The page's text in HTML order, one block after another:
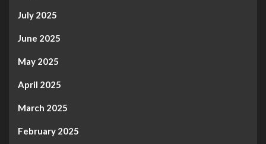
July 2025
June 2025
May 2025
April 2025
March 2025
February 2025